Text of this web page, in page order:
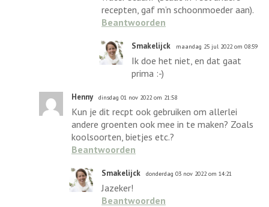
recepten, gaf m’n schoonmoeder aan).
Beantwoorden
Smakelijck maandag 25 jul 2022 om 08:59
Ik doe het niet, en dat gaat
prima :-)
Henny dinsdag 01 nov 2022 om 21:58
Kun je dit recpt ook gebruiken om allerlei
andere groenten ook mee in te maken? Zoals
koolsoorten, bietjes etc.?
Beantwoorden
Smakelijck donderdag 03 nov 2022 om 14:21
Jazeker!
Beantwoorden